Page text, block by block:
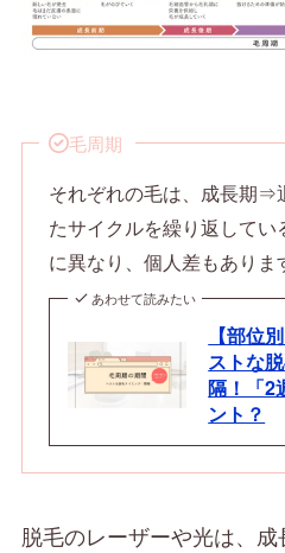
毛周期
それぞれの毛は、成長期
たサイクルを繰り返してい
に異なり、個人差もありま
あわせて読みたい
【部位
ストな
隔！「2
ント？
脱毛のレーザーや光は、